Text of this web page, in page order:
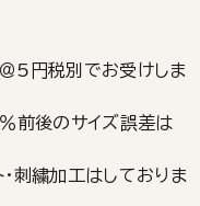
5円税別でお受けしま
前後のサイズ誤差は
刺繍加工はしておりま